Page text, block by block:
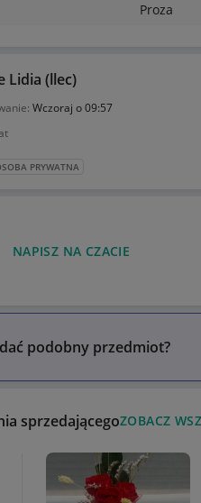
Proza
Lidia (llec)
Wczoraj o 09:57
PRYWATNA
NAPISZ NA CZACIE
sprzedającegoZOBACZ
podobny przedmiot?